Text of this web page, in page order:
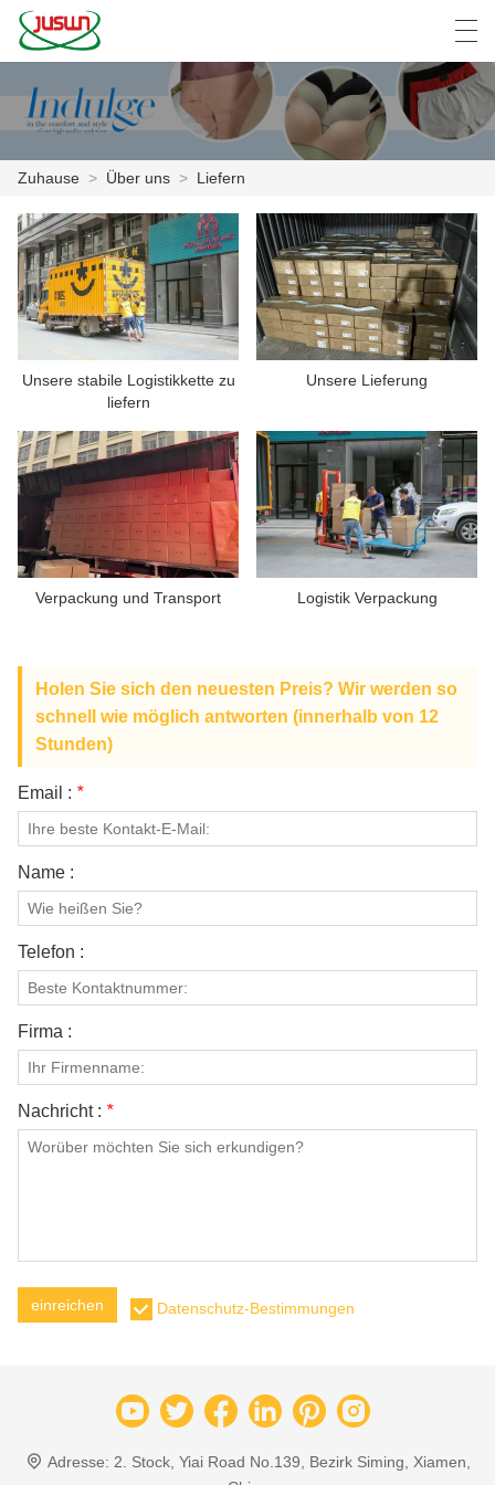
ZUHAUSE
PRODUKTE
NACHRICHTEN
DER FALL
KONTAKTIERE UNS
ÜBER UNS
Deutsch English Español
Zuhause > Über uns > Liefern
Unsere stabile Logistikkette zu
liefern
Unsere Lieferung
Verpackung und Transport Logistik Verpackung
Holen Sie sich den neuesten Preis? Wir werden so
schnell wie möglich antworten (innerhalb von 12
Stunden)
Email : *
Name :
Telefon :
Firma :
Nachricht : *
einreichen Datenschutz-Bestimmungen
Adresse: 2. Stock, Yiai Road No.139, Bezirk Siming, Xiamen,